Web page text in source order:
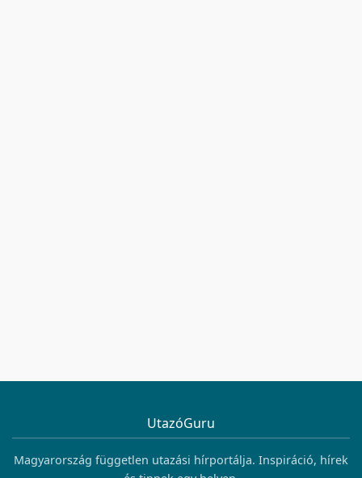
UtazóGuru
Magyarország független utazási hírportálja. Inspiráció, hírek